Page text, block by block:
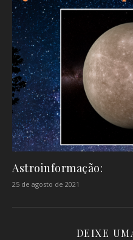
Astroinformação:
25 de agosto de 2021
DEIXE